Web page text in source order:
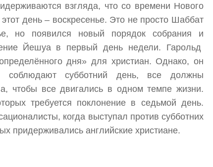
взгляда, что со времени Нового
день – воскресенье. Это не просто Шаббат
но появился новый порядок собрания и
Йешуа в первый день недели. Гарольд
дня» для христиан. Однако, он
соблюдают субботний день, все должны
чтобы все двигались в одном темпе жизни.
требуется поклонение в седьмой день.
когда выступал против субботних
придерживались английские христиане.